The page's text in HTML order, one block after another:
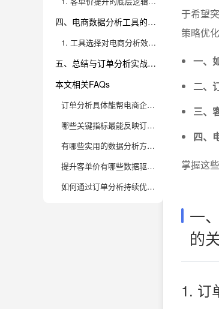
四、电商数据分析工具的选择及九数云BI应用价值
1. 工具选择对电商分析效率和决策质量的影响
五、总结与订单分析实战建议
本文相关FAQs
订单分析具体能帮电商企业解决哪些核心痛点？
哪些关键指标最能反映订单转化率和客单价的提升空间？
有哪些实用的数据分析方法可以提升订单转化率？
提升客单价有哪些数据驱动的策略？
如何通过订单分析持续优化用户体验和复购率？
于希望
策略优
一、
二、
三、
四、
掌握这
一
的
1. 订